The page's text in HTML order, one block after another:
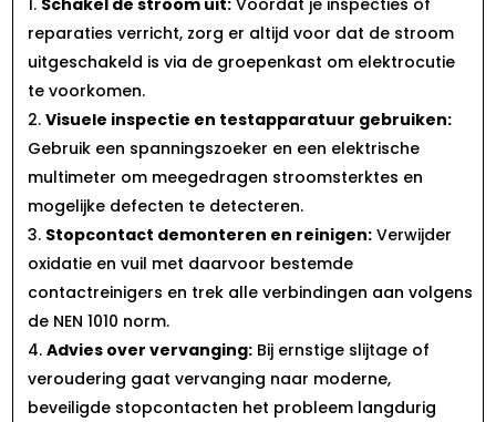
reparaties verricht, zorg er altijd voor dat de stroom
uitgeschakeld is via de groepenkast om elektrocutie
te voorkomen.​
Visuele inspectie en testapparatuur gebruiken:
Gebruik een spanningszoeker en een elektrische
multimeter om meegedragen stroomsterktes en
mogelijke defecten te detecteren.​
Stopcontact demonteren en reinigen: Verwijder
oxidatie en vuil met daarvoor bestemde
contactreinigers en trek alle verbindingen aan volgens
de NEN 1010 norm.​
Advies over vervanging: Bij ernstige slijtage of
veroudering gaat vervanging naar moderne,
beveiligde stopcontacten het probleem langdurig